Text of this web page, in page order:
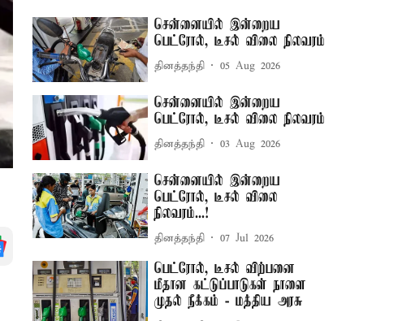
சென்னையில் இன்றைய
பெட்ரோல், டீசல் விலை நிலவரம்
தினத்தந்தி 05 Aug 2026
சென்னையில் இன்றைய
பெட்ரோல், டீசல் விலை நிலவரம்
தினத்தந்தி 03 Aug 2026
சென்னையில் இன்றைய
பெட்ரோல், டீசல் விலை
நிலவரம்...!
தினத்தந்தி 07 Jul 2026
பெட்ரோல், டீசல் விற்பனை
மீதான கட்டுப்பாடுகள் நாளை
முதல் நீக்கம் - மத்திய அரசு